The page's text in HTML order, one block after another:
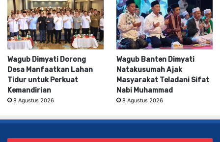
Wagub Dimyati Dorong
Desa Manfaatkan Lahan
Tidur untuk Perkuat
Kemandirian
8 Agustus 2026
Wagub Banten Dimyati
Natakusumah Ajak
Masyarakat Teladani Sifat
Nabi Muhammad
8 Agustus 2026